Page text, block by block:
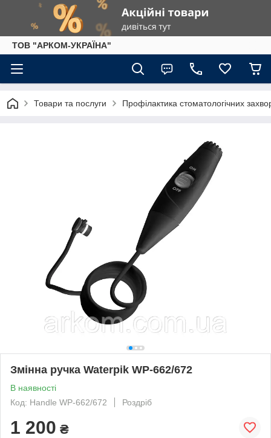
ТОВ "АРКОМ-УКРАЇНА"
Товари та послуги Профілактика стоматологічних
Змінна ручка Waterpik WP-662/672
В наявності
Код: Handle WP-662/672
Роздріб
1 200 ₴